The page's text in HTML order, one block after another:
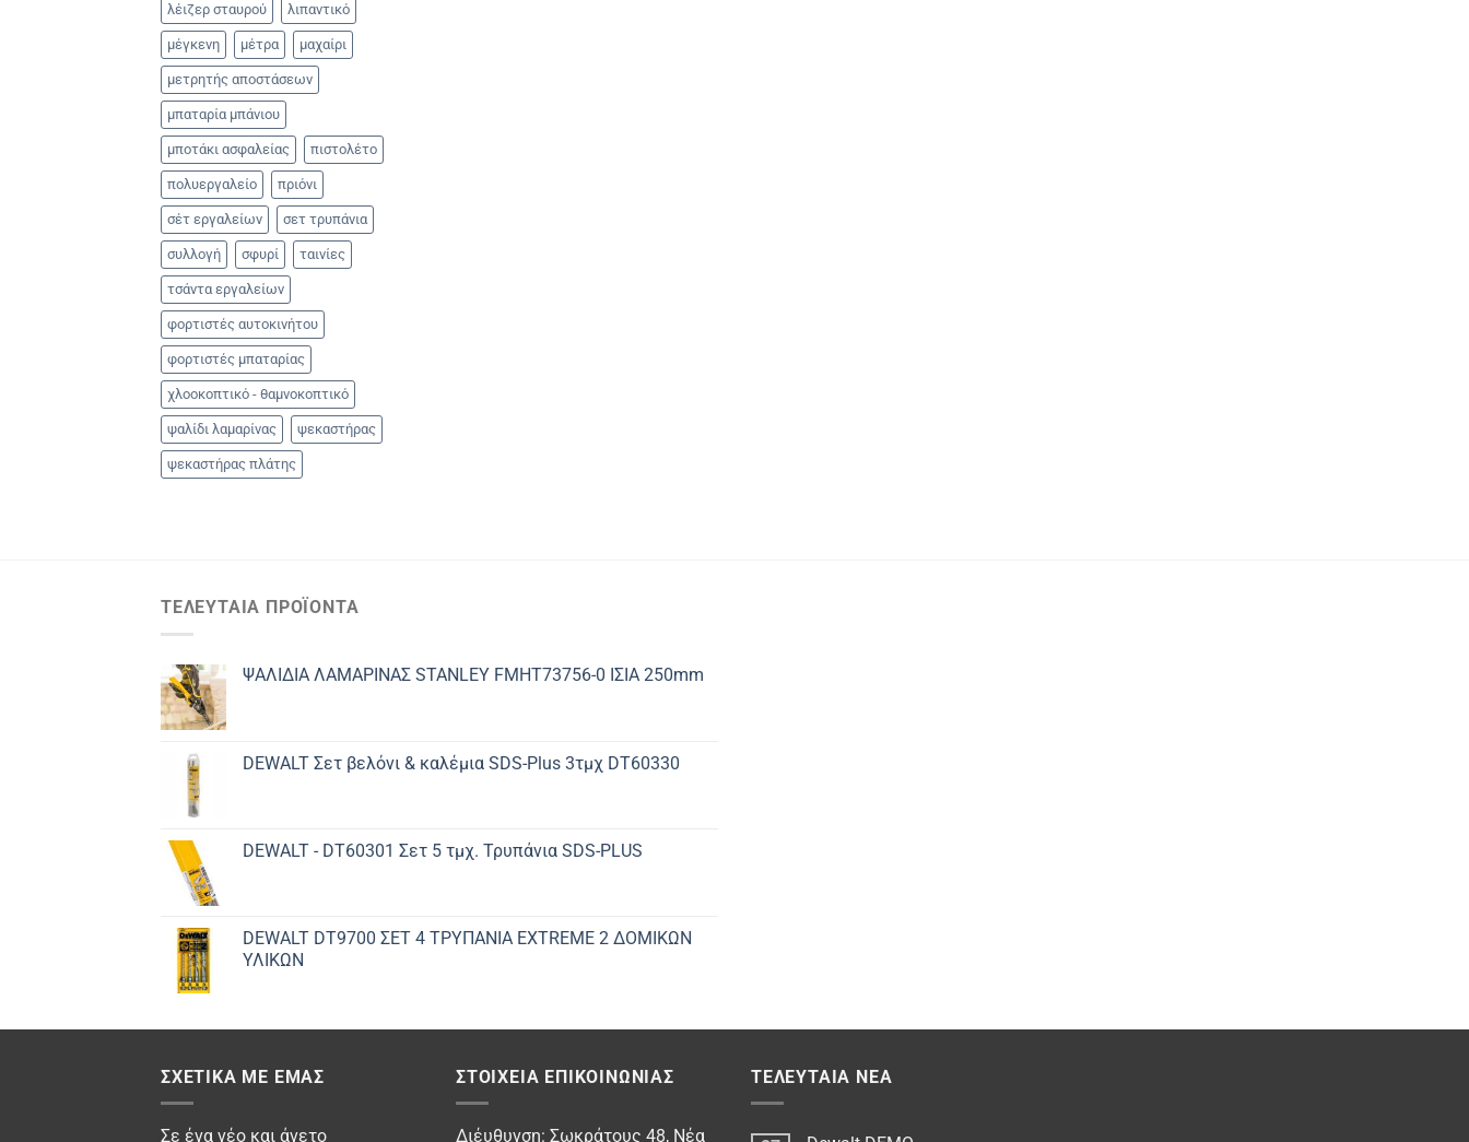
λέιζερ σταυρού λιπαντικό
μέγκενη μέτρα μαχαίρι
μετρητής αποστάσεων
μπαταρία μπάνιου
μποτάκι ασφαλείας πιστολέτο
πολυεργαλείο πριόνι
σέτ εργαλείων σετ τρυπάνια
συλλογή σφυρί ταινίες
τσάντα εργαλείων
φορτιστές αυτοκινήτου
φορτιστές μπαταρίας
χλοοκοπτικό - θαμνοκοπτικό
ψαλίδι λαμαρίνας ψεκαστήρας
ψεκαστήρας πλάτης
ΤΕΛΕΥΤΑΊΑ ΠΡΟΪΌΝΤΑ
ΨΑΛΙΔΙΑ ΛΑΜΑΡΙΝΑΣ STANLEY FMHT73756-0 ΙΣΙΑ 250mm
DEWALT Σετ βελόνι & καλέμια SDS-Plus 3τμχ DT60330
DEWALT - DT60301 Σετ 5 τμχ. Τρυπάνια SDS-PLUS
DEWALT DT9700 ΣET 4 ΤΡΥΠΑΝΙΑ EXTREME 2 ΔΟΜΙΚΩΝ
ΥΛΙΚΩΝ
ΣΧΕΤΙΚΆ ΜΕ ΕΜΆΣ
Σε ένα νέο και άνετο
ΣΤΟΙΧΕΊΑ ΕΠΙΚΟΙΝΩΝΊΑΣ
Διέυθυνση: Σωκράτους 48, Νέα
ΤΕΛΕΥΤΑΊΑ ΝΈΑ